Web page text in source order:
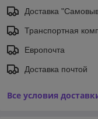
Доставка
Транспортная
Европочта
Доставка почтой
Все условия